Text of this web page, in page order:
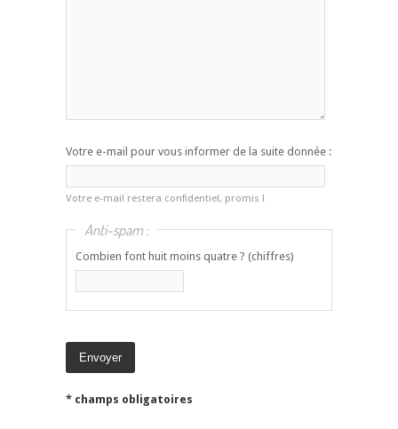
Votre e-mail pour vous informer de la suite donnée :
Votre e-mail restera confidentiel, promis !
Anti-spam :
Combien font huit moins quatre ? (chiffres)
* champs obligatoires